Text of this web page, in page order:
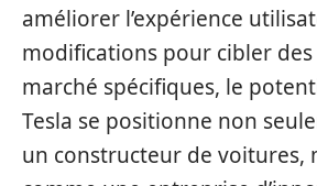
améliorer l’expérience
modifications pour cibler
marché spécifiques, le
Tesla se positionne non
un constructeur de voitures,